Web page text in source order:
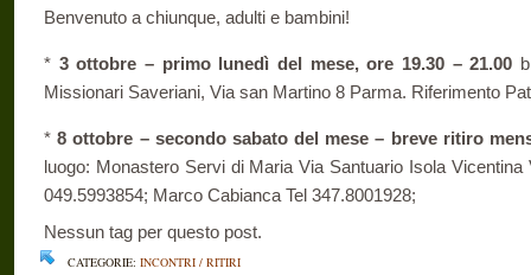
Benvenuto a chiunque, adulti e bambini!
* 3 ottobre – primo lunedì del mese, ore 19.30 – 21.00
Missionari Saveriani, Via san Martino 8 Parma. Riferimento
*8 ottobre – secondo sabato del mese – breve ritiro
luogo: Monastero Servi di Maria Via Santuario Isola
049.5993854; Marco Cabianca Tel 347.8001928;
Nessun tag per questo post.
CATEGORIE: INCONTRI / RITIRI